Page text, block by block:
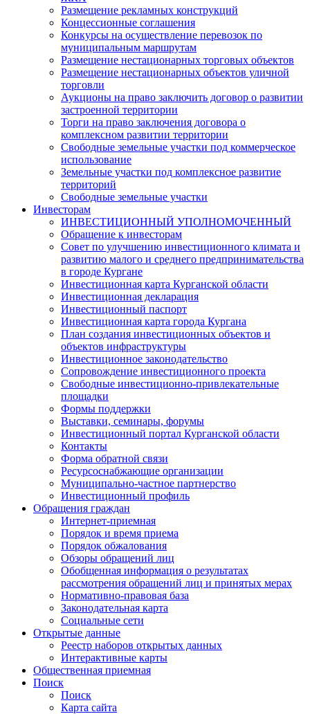
Размещение рекламных конструкций
Концессионные соглашения
Конкурсы на осуществление перевозок по
муниципальным маршрутам
Размещение нестационарных торговых объектов
Размещение нестационарных объектов уличной
торговли
Аукционы на право заключить договор о развитии
застроенной территории
Торги на право заключения договора о
комплексном развитии территории
Свободные земельные участки под коммерческое
использование
Земельные участки под комплексное развитие
территорий
Свободные земельные участки
Инвесторам
ИНВЕСТИЦИОННЫЙ УПОЛНОМОЧЕННЫЙ
Обращение к инвесторам
Совет по улучшению инвестиционного климата и
развитию малого и среднего предпринимательства
в городе Кургане
Инвестиционная карта Курганской области
Инвестиционная декларация
Инвестиционный паспорт
Инвестиционная карта города Кургана
План создания инвестиционных объектов и
объектов инфраструктуры
Инвестиционное законодательство
Сопровождение инвестиционного проекта
Свободные инвестиционно-привлекательные
площадки
Формы поддержки
Выставки, семинары, форумы
Инвестиционный портал Курганской области
Контакты
Форма обратной связи
Ресурсоснабжающие организации
Муниципально-частное партнерство
Инвестиционный профиль
Обращения граждан
Интернет-приемная
Порядок и время приема
Порядок обжалования
Обзоры обращений лиц
Обобщенная информация о результатах
рассмотрения обращений лиц и принятых мерах
Нормативно-правовая база
Законодательная карта
Социальные сети
Открытые данные
Реестр наборов открытых данных
Интерактивные карты
Общественная приемная
Поиск
Поиск
Карта сайта